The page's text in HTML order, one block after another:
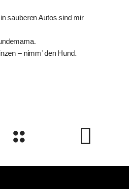
in
sind mir
Hundemama.
FreundePrinzen –